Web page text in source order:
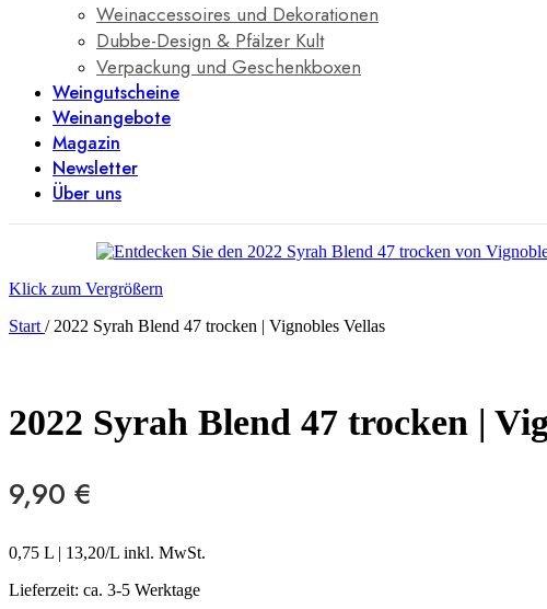
Weinaccessoires und Dekorationen
Dubbe-Design & Pfälzer Kult
Verpackung und Geschenkboxen
Weingutscheine
Weinangebote
Magazin
Newsletter
Über uns
Klick zum Vergrößern
Start / 2022 Syrah Blend 47 trocken | Vignobles Vellas
2022 Syrah Blend 47 trocken |
9,90 €
0,75 L | 13,20/L inkl. MwSt.
Lieferzeit: ca. 3-5 Werktage